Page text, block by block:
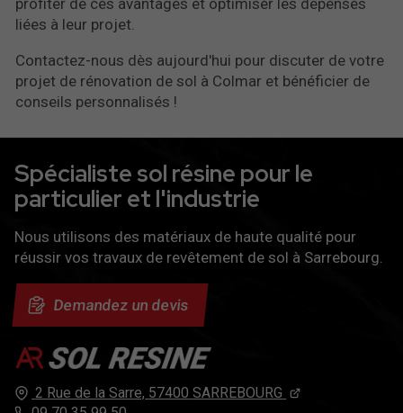
liées à leur projet.
Contactez-nous dès aujourd'hui pour discuter de votre
projet de rénovation de sol à Colmar et bénéficier de
conseils personnalisés !
2 Rue de la Sarre, 57400 SARREBOURG
Spécialiste sol résine pour le
particulier et l'industrie
Nous utilisons des matériaux de haute qualité pour
réussir vos travaux de revêtement de sol à Sarrebourg.
Demandez un devis